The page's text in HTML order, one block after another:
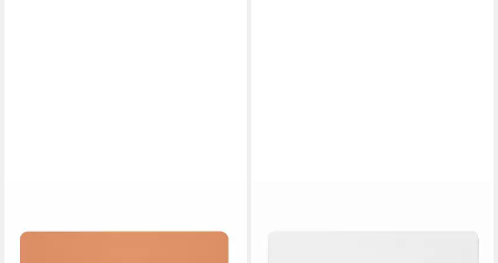
Frühstücksbrett Du. Ich.